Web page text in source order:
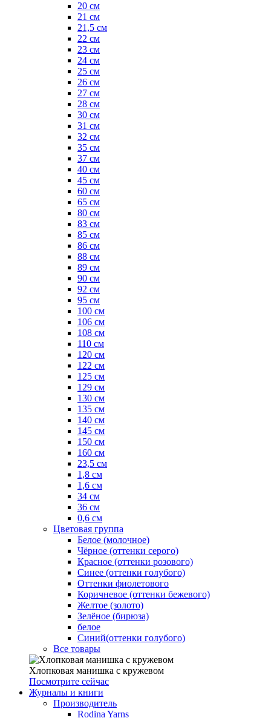
20 см
21 см
21,5 см
22 см
23 см
24 см
25 см
26 см
27 см
28 см
30 см
31 см
32 см
35 см
37 см
40 см
45 см
60 см
65 см
80 см
83 см
85 см
86 см
88 см
89 см
90 см
92 см
95 см
100 см
106 см
108 см
110 см
120 см
122 см
125 см
129 см
130 см
135 см
140 см
145 см
150 см
160 см
23,5 см
1,8 см
1,6 см
34 см
36 см
0,6 см
Цветовая группа
Белое (молочное)
Чёрное (оттенки серого)
Красное (оттенки розового)
Синее (оттенки голубого)
Оттенки фиолетового
Коричневое (оттенки бежевого)
Желтое (золото)
Зелёное (бирюза)
белое
Синий(оттенки голубого)
Все товары
Хлопковая манишка с кружевом
Посмотрите сейчас
Журналы и книги
Производитель
Rodina Yarns